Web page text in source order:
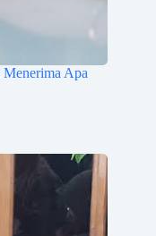
Apa